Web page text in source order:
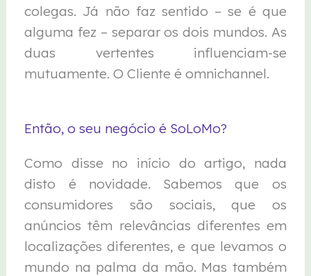
colegas. Já não faz sentido – se é que
alguma fez – separar os dois mundos. As
duas vertentes influenciam-se
mutuamente. O Cliente é omnichannel.
Então, o seu negócio é SoLoMo?
Como disse no início do artigo, nada
disto é novidade. Sabemos que os
consumidores são sociais, que os
anúncios têm relevâncias diferentes em
localizações diferentes, e que levamos o
mundo na palma da mão. Mas também